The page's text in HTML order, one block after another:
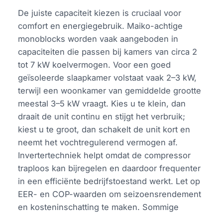
De juiste capaciteit kiezen is cruciaal voor
comfort en energiegebruik. Maiko-achtige
monoblocks worden vaak aangeboden in
capaciteiten die passen bij kamers van circa 2
tot 7 kW koelvermogen. Voor een goed
geïsoleerde slaapkamer volstaat vaak 2–3 kW,
terwijl een woonkamer van gemiddelde grootte
meestal 3–5 kW vraagt. Kies u te klein, dan
draait de unit continu en stijgt het verbruik;
kiest u te groot, dan schakelt de unit kort en
neemt het vochtregulerend vermogen af.
Invertertechniek helpt omdat de compressor
traploos kan bijregelen en daardoor frequenter
in een efficiënte bedrijfstoestand werkt. Let op
EER- en COP-waarden om seizoensrendement
en kosteninschatting te maken. Sommige